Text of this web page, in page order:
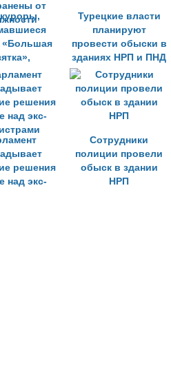
«Большая
от
Турецкие власти
планируют
провести обыски в
зданиях НРП и ПНД
решения
над экс-
Сотрудники
полиции провели
обыск в здании
НРП